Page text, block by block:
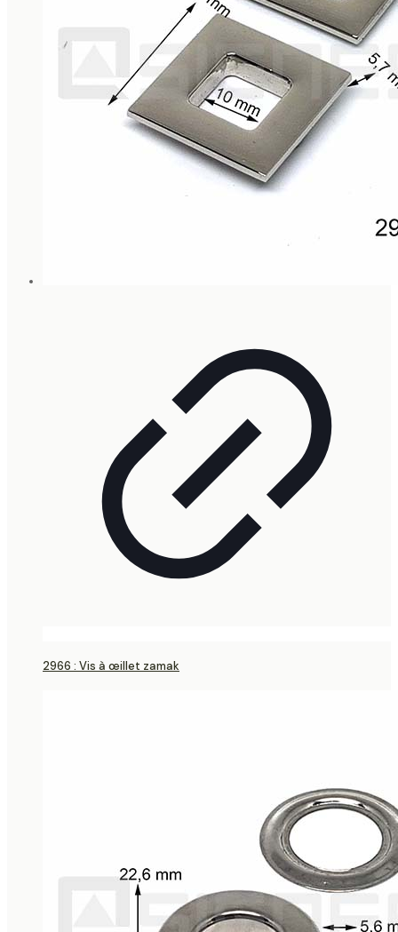
2966 : Vis à œillet zamak